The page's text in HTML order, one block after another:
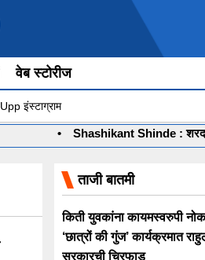
वेब स्टोरीज
इंस्टाग्राम
Shashikant Shinde : शरद
ताजी बातमी
किती युवकांना कायमस्वरुपी
‘छात्रों की गुंज’ कार्यक्रमात
सरकारची चिरफाड